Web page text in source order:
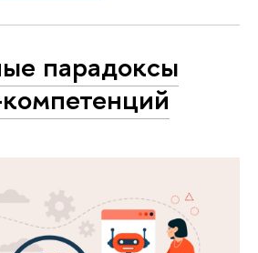
парадоксы